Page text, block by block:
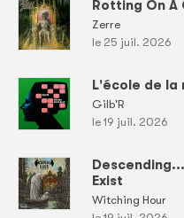
Rotting On A
Zerre
le 25 juil. 2026
L'école de la
Gilb'R
le 19 juil. 2026
Exist
Witching Hour